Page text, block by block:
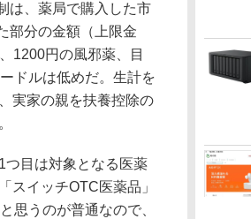
は、薬局で購入した市
部分の金額（上限金
1200円の風邪薬、目
ドルは低めだ。生計を
実家の親を扶養控除の
目は対象となる医薬
スイッチOTC医薬品」
思うのが普通なので、